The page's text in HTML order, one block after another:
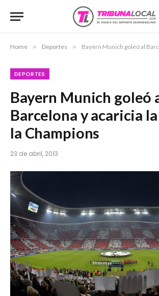
Home » Deportes » Bayern Munich goleó al Barcelona y
DEPORTES
Bayern Munich goleó
Barcelona y acaricia
la Champions
23 de abril, 2013